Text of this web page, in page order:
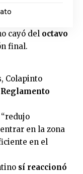
cayó del octavo
final.
Colapinto
en la zona
en el
sí reaccionó